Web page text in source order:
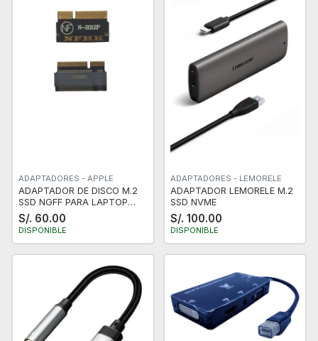
ADAPTADORES - APPLE
ADAPTADOR DE DISCO M.2
SSD NGFF PARA LAPTOP
MACBOOK A1398 A1425 N-
2012P
S/. 60.00
DISPONIBLE
ADAPTADORES - LEMORELE
ADAPTADOR LEMORELE M.2
SSD NVME
S/. 100.00
DISPONIBLE